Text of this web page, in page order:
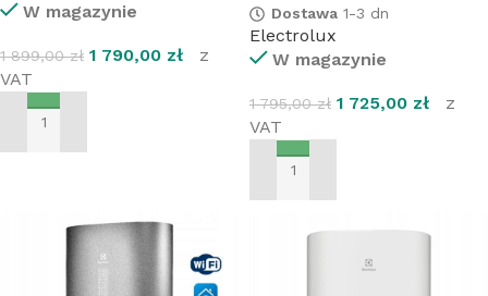
W magazynie
1 899,00zł 1 790,00 zł
z
VAT
DODAJ DO KOSZYKA
Dostawa 1-3 dn
Electrolux
W magazynie
1 795,00zł 1 725,00 zł
z
VAT
DODAJ DO KOSZYKA